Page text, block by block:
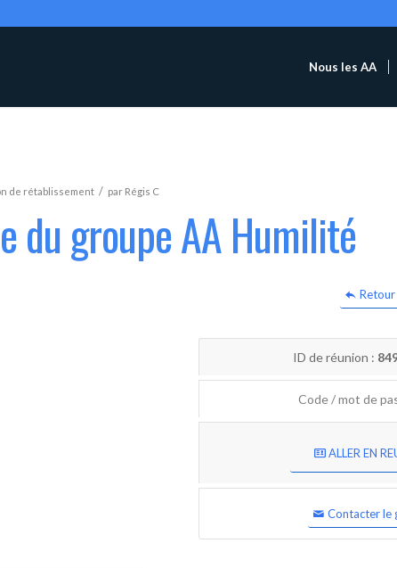
Nous les AA
de rétablissement / par Régis C
du groupe AA Humilité
Retour
ID de réunion :
Code / mot de
ALLER EN
Contacter le